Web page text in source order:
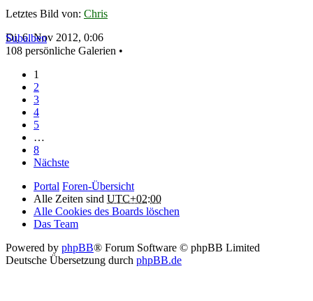
Letztes Bild von: Chris
Di, 6. Nov 2012, 0:06
Subalben
108 persönliche Galerien •
1
2
3
4
5
…
8
Nächste
Portal Foren-Übersicht
Alle Zeiten sind UTC+02:00
Alle Cookies des Boards löschen
Das Team
Powered by phpBB® Forum Software © phpBB Limited
Deutsche Übersetzung durch phpBB.de